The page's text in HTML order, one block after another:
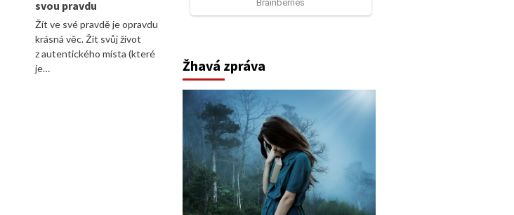
svou pravdu
Žít ve své pravdě je opravdu
krásná věc. Žít svůj život
z autentického místa (které
je…
Žhavá zpráva